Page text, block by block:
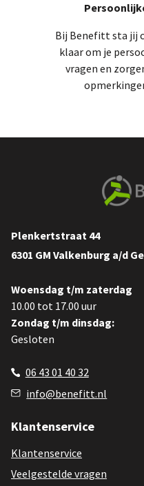
Bij Benefitt sta jij
klaar om je
vragen en
Plenkertstraat 44
6301 GM Valkenburg a/d
Woensdag t/m zaterdag
10.00 tot 17.00 uur
Zondag t/m dinsdag:
Gesloten
06 43 01 40 32
info@benefitt.nl
Klantenservice
Klantenservice
Veelgestelde vragen